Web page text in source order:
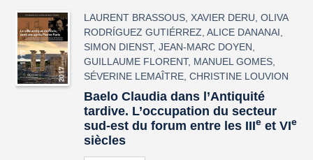
LAURENT BRASSOUS XAVIER DERU ,OLIVA
RODRÍGUEZ GUTIÉRREZ ,ALICE DANANAI
SIMON DIENST,JEAN-MARC DOYEN
GUILLAUME FLORENT, MANUEL GOMES
SÉVERINE LEMAÎTRE ,CHRISTINE LOUVION
Baelo Claudia dans l’Antiquité
tardive. L’occupation du secteur
sud-est du forum entre les IIIe et VIe
siècles